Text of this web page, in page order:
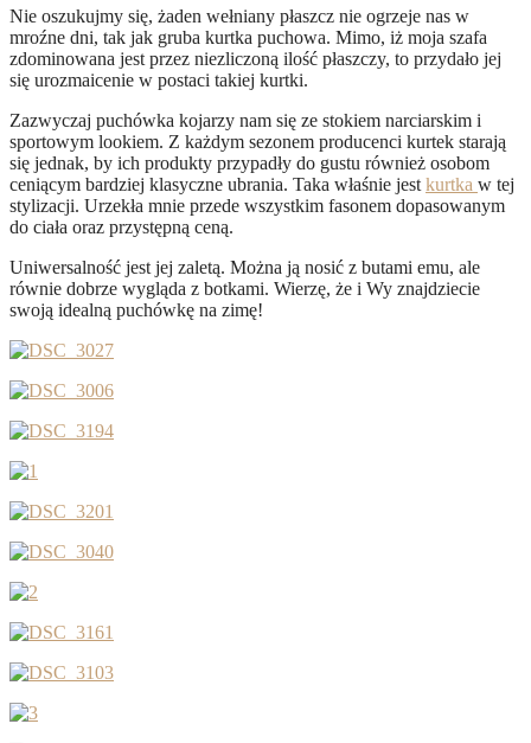
Nie oszukujmy się, żaden wełniany płaszcz nie ogrzeje nas w
mroźne dni, tak jak gruba kurtka puchowa. Mimo, iż moja szafa
zdominowana jest przez niezliczoną ilość płaszczy, to przydało jej
się urozmaicenie w postaci takiej kurtki.
Zazwyczaj puchówka kojarzy nam się ze stokiem narciarskim i
sportowym lookiem. Z każdym sezonem producenci kurtek starają
się jednak, by ich produkty przypadły do gustu również osobom
ceniącym bardziej klasyczne ubrania. Taka właśnie jest kurtka w tej
stylizacji. Urzekła mnie przede wszystkim fasonem dopasowanym
do ciała oraz przystępną ceną.
Uniwersalność jest jej zaletą. Można ją nosić z butami emu, ale
równie dobrze wygląda z botkami. Wierzę, że i Wy znajdziecie
swoją idealną puchówkę na zimę!